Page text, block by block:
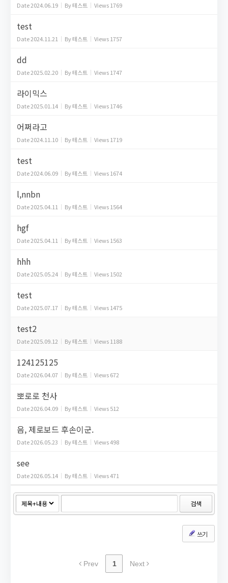
Date2024.06.19 By테스트 Views1769
test
Date2024.11.21 By테스트 Views1757
dd
Date2025.02.20 By테스트 Views1747
라이믹스
Date2025.01.14 By테스트 Views1746
어쩌라고
Date2024.11.10 By테스트 Views1719
test
Date2024.06.09 By테스트 Views1674
l,nnbn
Date2025.04.11 By테스트 Views1564
hgf
Date2025.04.11 By테스트 Views1563
hhh
Date2025.05.24 By테스트 Views1502
test
Date2025.07.17 By테스트 Views1475
test2
Date2025.09.12 By테스트 Views1188
124125125
Date2026.04.07 By테스트 Views672
뽀로로 천사
Date2026.04.09 By테스트 Views512
음, 제로보드 후손이군.
Date2026.05.23 By테스트 Views498
see
Date2026.05.14 By테스트 Views471
검색
쓰기
Prev 1 Next